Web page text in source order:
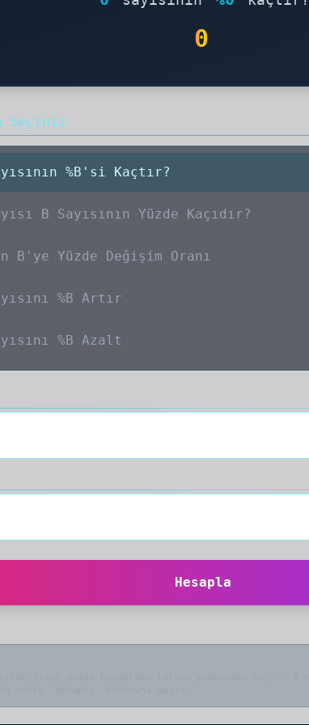
0
Seçiniz
%B'si Kaçtır?
B Sayısının Yüzde Kaçıdır?
B'ye Yüzde Değişim Oranı
%B Artır
%B Azalt
Hesapla